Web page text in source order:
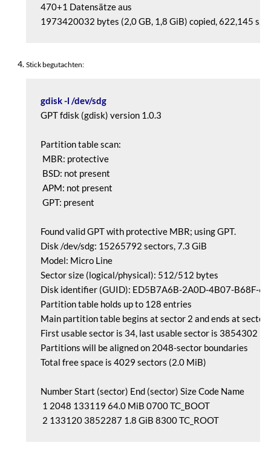
470+1 Datensätze aus
1973420032 bytes (2,0 GB, 1,8 GiB) copied, 622,145 s,
Stick begutachten:
gdisk -l /dev/sdg
GPT fdisk (gdisk) version 1.0.3
Partition table scan:
MBR: protective
BSD: not present
APM: not present
GPT: present
Found valid GPT with protective MBR; using GPT.
Disk /dev/sdg: 15265792 sectors, 7.3 GiB
Model: Micro Line
Sector size (logical/physical): 512/512 bytes
Disk identifier (GUID): ED5B7A6B-2A0D-4B07-B68F-
Partition table holds up to 128 entries
Main partition table begins at sector 2 and ends at sector
First usable sector is 34, last usable sector is 3854302
Partitions will be aligned on 2048-sector boundaries
Total free space is 4029 sectors (2.0 MiB)
Number Start (sector) End (sector) Size Code Name
1 2048 133119 64.0 MiB 0700 TC_BOOT
2 133120 3852287 1.8 GiB 8300 TC_ROOT